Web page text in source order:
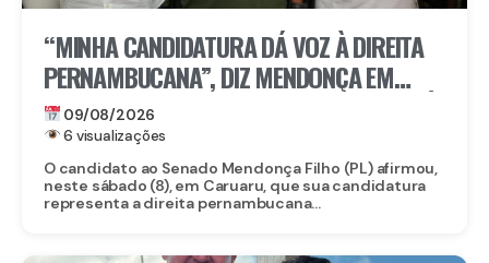
“MINHA CANDIDATURA DÁ VOZ À DIREITA
PERNAMBUCANA”, DIZ MENDONÇA EM
LANÇAMENTO DA CANDIDATURA DE RAFFIÊ,
EM CARUARU
09/08/2026
6 visualizações
O candidato ao Senado Mendonça Filho (PL) afirmou,
neste sábado (8), em Caruaru, que sua candidatura
representa a direita pernambucana...